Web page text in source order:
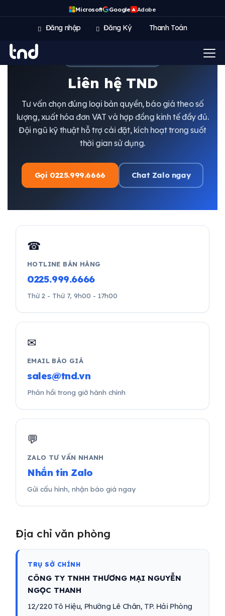
Microsoft Google A Adobe
Đăng nhập Đăng Ký Thanh Toán
Liên hệ TND
Tư vấn chọn đúng loại bản quyền, báo giá theo số
lượng, xuất hóa đơn VAT và hợp đồng kinh tế đầy đủ.
Đội ngũ kỹ thuật hỗ trợ cài đặt, kích hoạt trong suốt
thời gian sử dụng.
Gọi 0225.999.6666 Chat Zalo ngay
☎
HOTLINE BÁN HÀNG
0225.999.6666
Thứ 2 - Thứ 7, 9h00 - 17h00
✉
EMAIL BÁO GIÁ
sales@tnd.vn
Phản hồi trong giờ hành chính
💬
ZALO TƯ VẤN NHANH
Nhắn tin Zalo
Gửi cấu hình, nhận báo giá ngay
Địa chỉ văn phòng
TRỤ SỞ CHÍNH
CÔNG TY TNHH THƯƠNG MẠI NGUYỄN
NGỌC THANH
12/220 Tô Hiệu, Phường Lê Chân, TP. Hải Phòng